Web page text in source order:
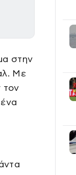
στην
Με
τον